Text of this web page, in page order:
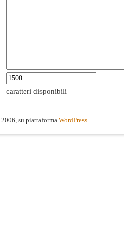
caratteri disponibili
2006, su piattaforma WordPress